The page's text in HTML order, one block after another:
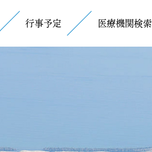
行事予定 医療機関検索